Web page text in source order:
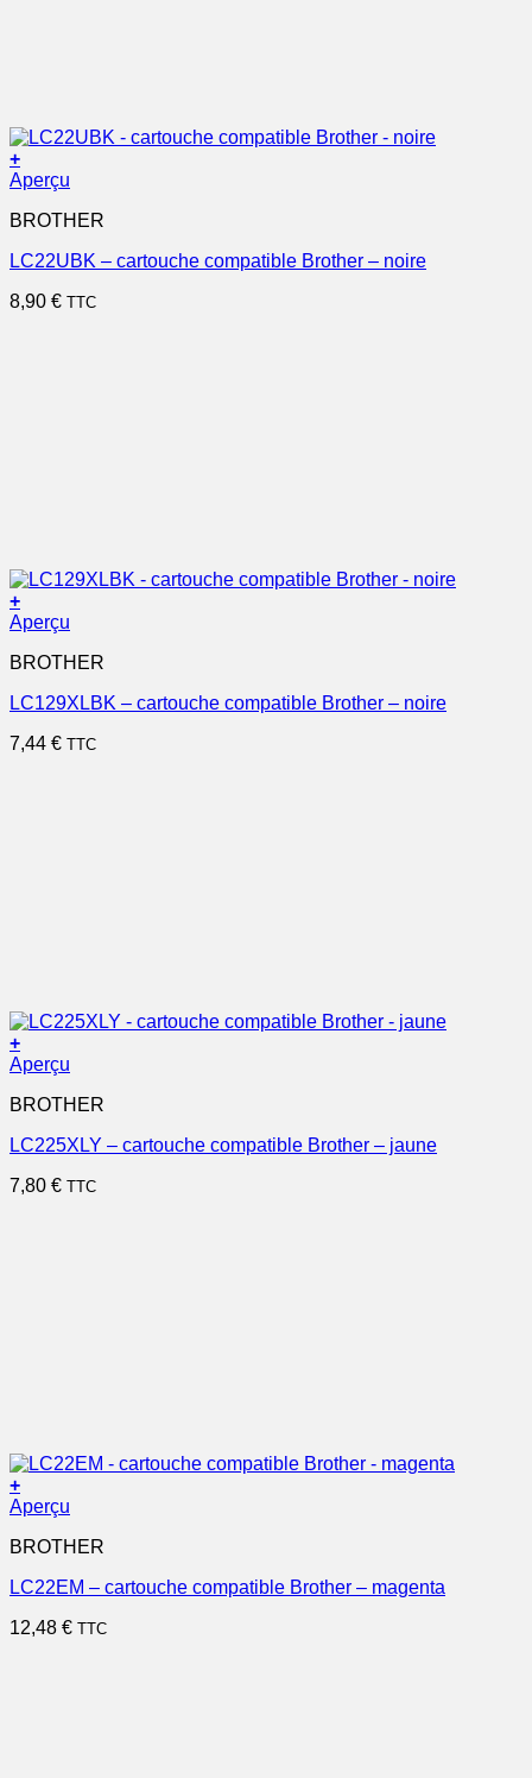
+
Aperçu
BROTHER
LC22UBK – cartouche compatible Brother – noire
8,90 € TTC
+
Aperçu
BROTHER
LC129XLBK – cartouche compatible Brother – noire
7,44 € TTC
+
Aperçu
BROTHER
LC225XLY – cartouche compatible Brother – jaune
7,80 € TTC
+
Aperçu
BROTHER
LC22EM – cartouche compatible Brother – magenta
12,48 € TTC